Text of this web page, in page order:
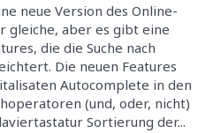
neue Version des Online-
gleiche, aber es gibt eine
die die Suche nach
Die neuen Features
Autocomplete in den
(und, oder, nicht)
Sortierung der...